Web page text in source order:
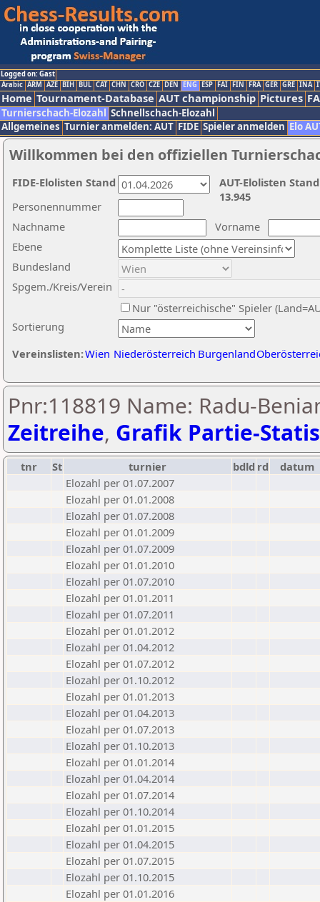
Logged on: Gast
Arabic ARM AZE BIH BUL CAT CHN CRO CZE DEN ENG ESP FAI FIN FRA GER GRE INA
Home Tournament-Database AUT championship Pictures
Turnierschach-Elozahl Schnellschach-Elozahl
Allgemeines Turnier anmelden: AUT FIDE Spieler anmelden Elo
Willkommen bei den offiziellen
Nachname
Vorname
Ebene
Sortierung
Personennummer
Bundesland
Spgem./Kreis/Verein
Nur "österreichische" Spieler
Vereinslisten:Wien Niederösterreich Burgenland
AUT-Elolisten
13.945
FIDE-Elolisten Stand
Pnr:118819 Name: Radu-
Zeitreihe, Grafik Partie-
tnr St turnier bdld rd
datum
Elozahl per 01.07.2007
Elozahl per 01.01.2008
Elozahl per 01.07.2008
Elozahl per 01.01.2009
Elozahl per 01.07.2009
Elozahl per 01.01.2010
Elozahl per 01.07.2010
Elozahl per 01.01.2011
Elozahl per 01.07.2011
Elozahl per 01.01.2012
Elozahl per 01.04.2012
Elozahl per 01.07.2012
Elozahl per 01.10.2012
Elozahl per 01.01.2013
Elozahl per 01.04.2013
Elozahl per 01.07.2013
Elozahl per 01.10.2013
Elozahl per 01.01.2014
Elozahl per 01.04.2014
Elozahl per 01.07.2014
Elozahl per 01.10.2014
Elozahl per 01.01.2015
Elozahl per 01.04.2015
Elozahl per 01.07.2015
Elozahl per 01.10.2015
Elozahl per 01.01.2016